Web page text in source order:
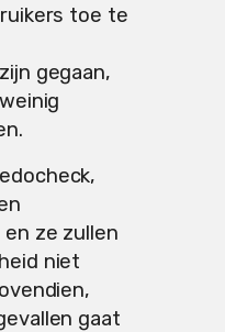
toe te
gegaan,
ze zullen
niet
gaat